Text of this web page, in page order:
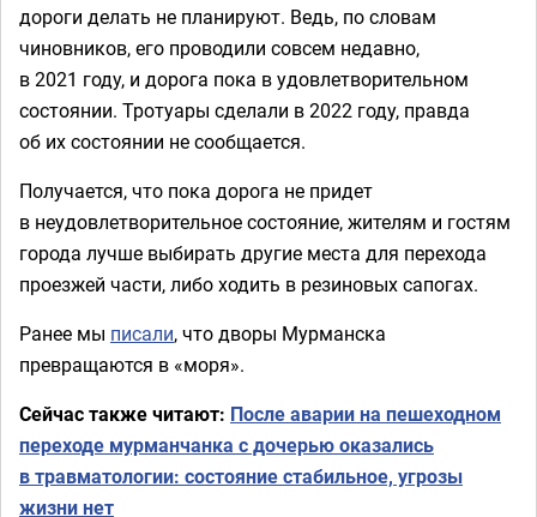
дороги делать не планируют. Ведь, по словам
чиновников, его проводили совсем недавно,
в 2021 году, и дорога пока в удовлетворительном
состоянии. Тротуары сделали в 2022 году, правда
об их состоянии не сообщается.
Получается, что пока дорога не придет
в неудовлетворительное состояние, жителям и гостям
города лучше выбирать другие места для перехода
проезжей части, либо ходить в резиновых сапогах.
Ранее мы писали, что дворы Мурманска
превращаются в «моря».
Сейчас также читают: После аварии на пешеходном
переходе мурманчанка с дочерью оказались
в травматологии: состояние стабильное, угрозы
жизни нет